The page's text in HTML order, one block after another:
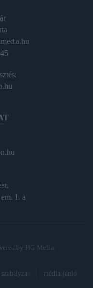
1. a
by HG Media
médiaajánló